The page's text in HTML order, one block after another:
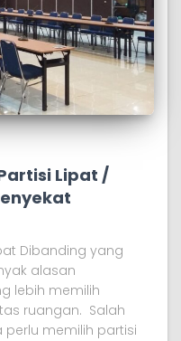
Lipat /
Dibanding yang
alasan
lebih memilih
ruangan. Salah
memilih partisi